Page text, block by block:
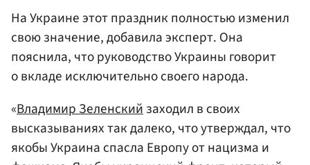
На Украине этот праздник полностью изменил
свою значение, добавила эксперт. Она
пояснила, что руководство Украины говорит
о вкладе исключительно своего народа.
«Владимир Зеленскийзаходил в своих
высказываниях так далеко, что утверждал, что
якобы Украина спасла Европу от нацизма и